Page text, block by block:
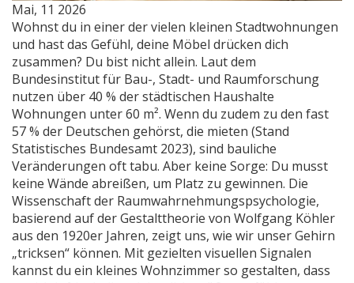
Mai, 11 2026
Wohnst du in einer der vielen kleinen Stadtwohnungen
und hast das Gefühl, deine Möbel drücken dich
zusammen? Du bist nicht allein. Laut dem
Bundesinstitut für Bau-, Stadt- und Raumforschung
nutzen über 40 % der städtischen Haushalte
Wohnungen unter 60 m². Wenn du zudem zu den fast
57 % der Deutschen gehörst, die mieten (Stand
Statistisches Bundesamt 2023), sind bauliche
Veränderungen oft tabu. Aber keine Sorge: Du musst
keine Wände abreißen, um Platz zu gewinnen. Die
Wissenschaft der Raumwahrnehmungspsychologie,
basierend auf der Gestalttheorie von Wolfgang Köhler
aus den 1920er Jahren, zeigt uns, wie wir unser Gehirn
„tricksen“ können. Mit gezielten visuellen Signalen
kannst du ein kleines Wohnzimmer so gestalten, dass